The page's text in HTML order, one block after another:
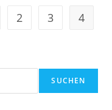
Seite
2 3 4
SUCHEN